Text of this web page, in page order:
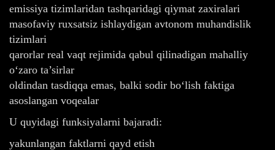
emissiya tizimlaridan tashqaridagi qiymat zaxiralari
masofaviy ruxsatsiz ishlaydigan avtonom muhandislik
tizimlari
qarorlar real vaqt rejimida qabul qilinadigan mahalliy
o‘zaro ta’sirlar
oldindan tasdiqqa emas, balki sodir bo‘lish faktiga
asoslangan voqealar
U quyidagi funksiyalarni bajaradi:
yakunlangan faktlarni qayd etish